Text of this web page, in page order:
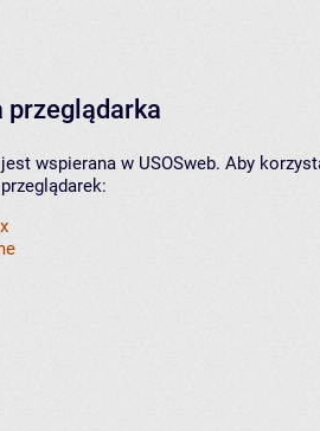
przeglądarka
wspierana w USOSweb. Aby